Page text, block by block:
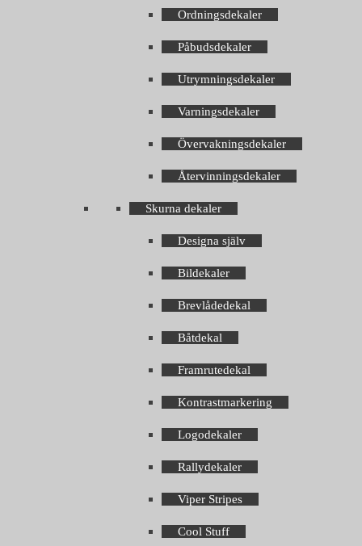
Ordningsdekaler
Påbudsdekaler
Utrymningsdekaler
Varningsdekaler
Övervakningsdekaler
Återvinningsdekaler
Skurna dekaler
Designa själv
Bildekaler
Brevlådedekal
Båtdekal
Framrutedekal
Kontrastmarkering
Logodekaler
Rallydekaler
Viper Stripes
Cool Stuff